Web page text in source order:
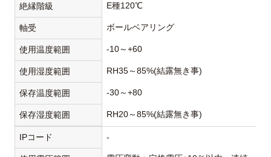
絶縁階級 E種120℃
軸受 ボールベアリング
使用温度範囲 -10～+60
使用湿度範囲 RH35～85%(結露無き事)
保存温度範囲 -30～+80
保存湿度範囲 RH20～85%(結露無き事)
IPコード -